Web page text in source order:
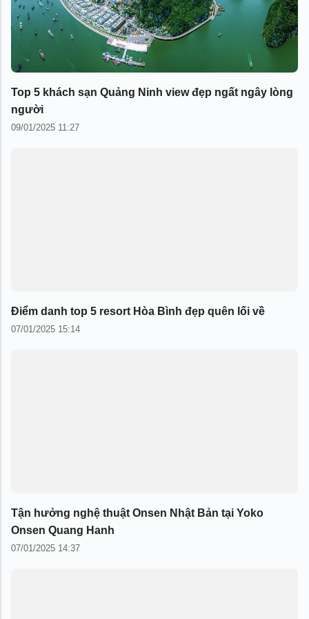
Top 5 khách sạn Quảng Ninh view đẹp ngất ngây lòng
người
09/01/2025 11:27
Điểm danh top 5 resort Hòa Bình đẹp quên lối về
07/01/2025 15:14
Tận hưởng nghệ thuật Onsen Nhật Bản tại Yoko
Onsen Quang Hanh
07/01/2025 14:37